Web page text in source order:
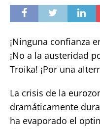
¡Ninguna confianza
¡No a la austeridad
Troika! ¡Por una
La crisis de la
dramáticamente
ha evaporado el